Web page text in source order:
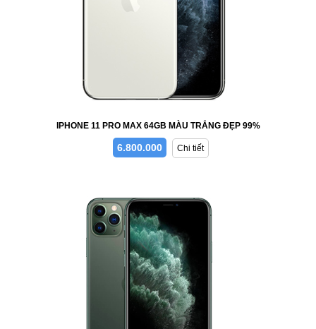
IPHONE 11 PRO MAX 64GB MÀU TRẮNG ĐẸP 99%
6.800.000 Chi tiết